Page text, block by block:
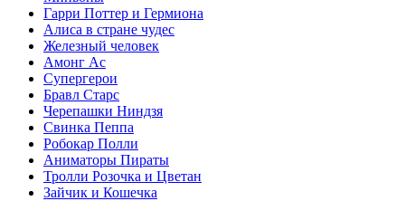
Гарри Поттер и Гермиона
Алиса в стране чудес
Железный человек
Амонг Ас
Супергерои
Бравл Старс
Черепашки Ниндзя
Свинка Пеппа
Робокар Полли
Аниматоры Пираты
Тролли Розочка и Цветан
Зайчик и Кошечка